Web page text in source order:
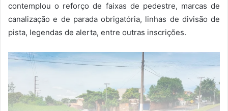
contemplou o reforço de faixas de pedestre, marcas de
canalização e de parada obrigatória, linhas de divisão de
pista, legendas de alerta, entre outras inscrições.